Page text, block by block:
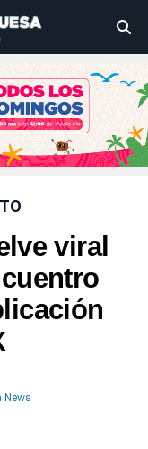
viral
News